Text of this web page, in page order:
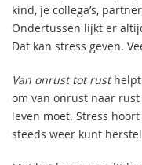
kind, je collega’s,
Ondertussen lijkt er
Dat kan stress geven.
Van onrust tot rusthelpt
om van onrust naar
leven moet. Stress
steeds weer kunt